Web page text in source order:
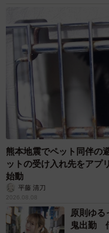
熊本地震でペット同伴
ットの受け入れ先をアプ
始動
平藤 清刀
2026.08.08
原則ゆ
鬼出勤